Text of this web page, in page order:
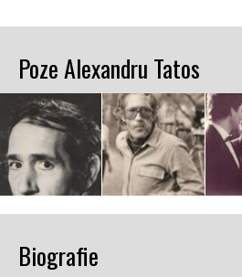
Poze Alexandru Tatos
Biografie